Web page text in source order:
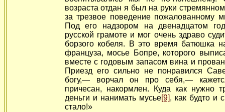
возраста отдан я был на руки
за трезвое поведение пожалованному
Под его надзором на двенадцатом
русской грамоте и мог очень здраво
борзого кобеля. В это время батюшка
француза, мосье Бопре, которого
вместе с годовым запасом вина и
Приезд его сильно не понравился
богу,— ворчал он про себя,—
причесан, накормлен. Куда как нужно
деньги и нанимать мусье[9], как будто и
стало!»